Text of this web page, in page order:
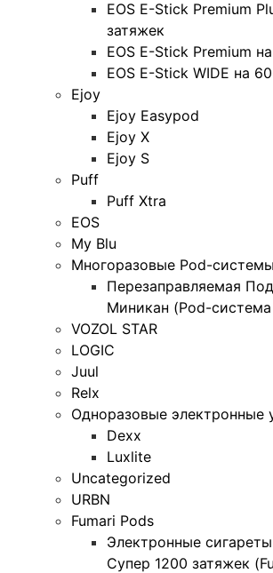
EOS E-Stick Premium
затяжек
EOS E-Stick Premium
EOS E-Stick WIDE на
Ejoy
Ejoy Easypod
Ejoy X
Ejoy S
Puff
Puff Xtra
EOS
My Blu
Многоразовые Pod-
Перезаправляемая
Миникан (Pod-
VOZOL STAR
LOGIC
Juul
Relx
Одноразовые электронные
Dexx
Luxlite
Uncategorized
URBN
Fumari Pods
Электронные
Супер 1200 затяжек